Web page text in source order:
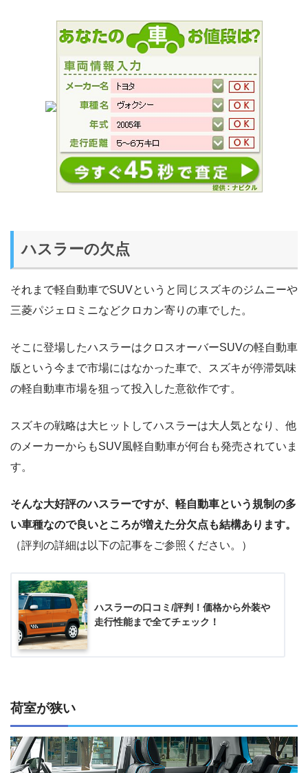
ハスラーの欠点
それまで軽自動車でSUVというと同じスズキのジムニーや
三菱パジェロミニなどクロカン寄りの車でした。
そこに登場したハスラーはクロスオーバーSUVの軽自動車
版という今まで市場にはなかった車で、スズキが停滞気味
の軽自動車市場を狙って投入した意欲作です。
スズキの戦略は大ヒットしてハスラーは大人気となり、他
のメーカーからもSUV風軽自動車が何台も発売されていま
す。
そんな大好評のハスラーですが、軽自動車という規制の多
い車種なので良いところが増えた分欠点も結構あります。
（評判の詳細は以下の記事をご参照ください。）
ハスラーの口コミ/評判！価格から外装や
走行性能まで全てチェック！
荷室が狭い